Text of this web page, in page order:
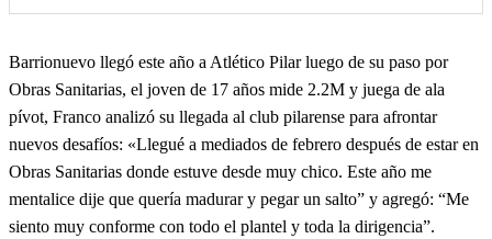
Barrionuevo llegó este año a Atlético Pilar luego de su paso por
Obras Sanitarias, el joven de 17 años mide 2.2M y juega de ala
pívot, Franco analizó su llegada al club pilarense para afrontar
nuevos desafíos: «Llegué a mediados de febrero después de estar en
Obras Sanitarias donde estuve desde muy chico. Este año me
mentalice dije que quería madurar y pegar un salto” y agregó: “Me
siento muy conforme con todo el plantel y toda la dirigencia”.